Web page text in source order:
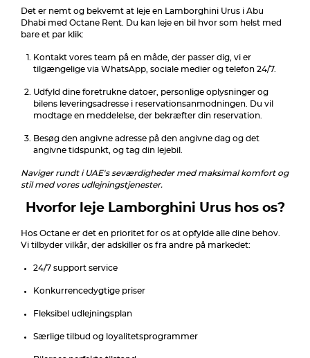
Det er nemt og bekvemt at leje en Lamborghini Urus i Abu
Dhabi med Octane Rent. Du kan leje en bil hvor som helst med
bare et par klik:
Kontakt vores team på en måde, der passer dig, vi er
tilgængelige via WhatsApp, sociale medier og telefon 24/7.
Udfyld dine foretrukne datoer, personlige oplysninger og
bilens leveringsadresse i reservationsanmodningen. Du vil
modtage en meddelelse, der bekræfter din reservation.
Besøg den angivne adresse på den angivne dag og det
angivne tidspunkt, og tag din lejebil.
Naviger rundt i UAE's seværdigheder med maksimal komfort og
stil med vores udlejningstjenester.
Hvorfor leje Lamborghini Urus hos os?
Hos Octane er det en prioritet for os at opfylde alle dine behov.
Vi tilbyder vilkår, der adskiller os fra andre på markedet:
24/7 support service
Konkurrencedygtige priser
Fleksibel udlejningsplan
Særlige tilbud og loyalitetsprogrammer